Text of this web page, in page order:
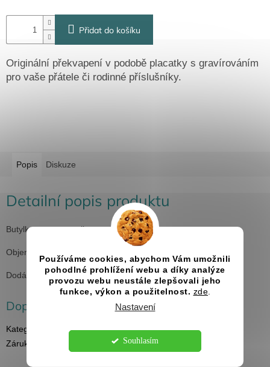
Používáme cookies, abychom Vám umožnili
pohodlné prohlížení webu a díky analýze
provozu webu neustále zlepšovali jeho
funkce, výkon a použitelnost. zde
Nastavení
Souhlasím
Přidat do košíku
Originální překvapení v podobě placatky s gravírováním
pro vaše přátele či rodinné příslušníky.
Popis Diskuze
Detailní popis produktu
Butylka z nerez oceli.
Objem 180 ml.
Dodávána v krabičce.
Doplňkové parametry
Kategorie
Placatky s gravírováním
Záruka